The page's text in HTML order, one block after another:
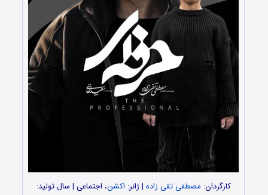
کارگردان: مصطفی تقی زاده | ژانر: اکشن، اجتماعی | سال تولید: